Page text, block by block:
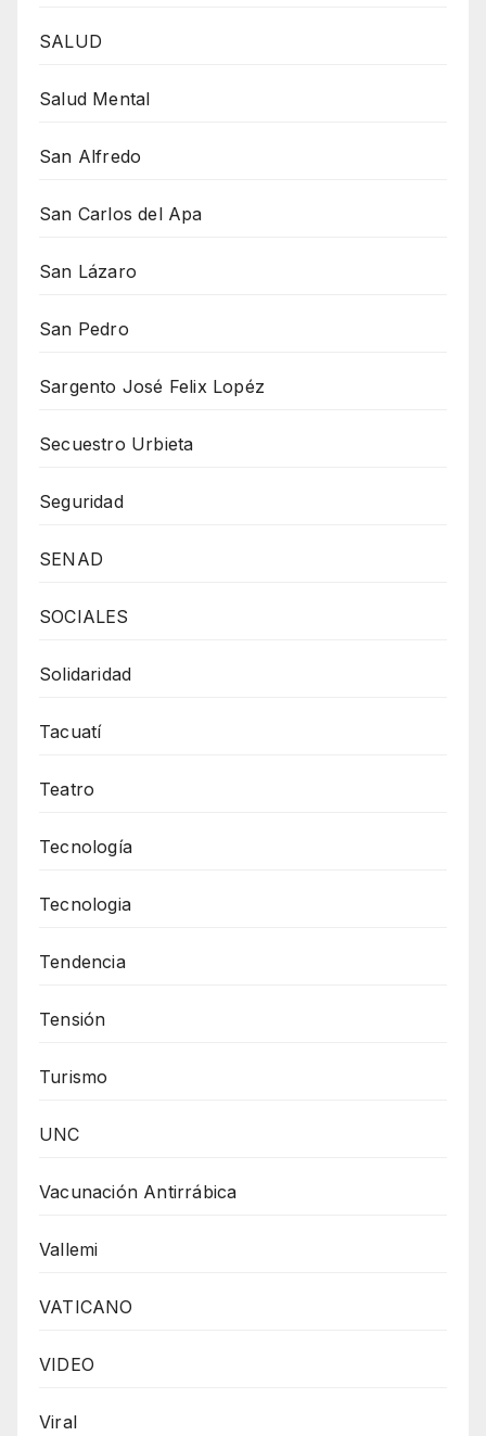
SALUD
Salud Mental
San Alfredo
San Carlos del Apa
San Lázaro
San Pedro
Sargento José Felix Lopéz
Secuestro Urbieta
Seguridad
SENAD
SOCIALES
Solidaridad
Tacuatí
Teatro
Tecnología
Tecnologia
Tendencia
Tensión
Turismo
UNC
Vacunación Antirrábica
Vallemi
VATICANO
VIDEO
Viral